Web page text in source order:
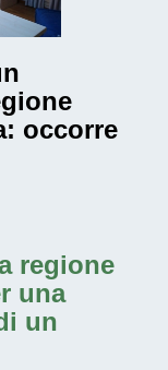
: occorre
regione
una
un